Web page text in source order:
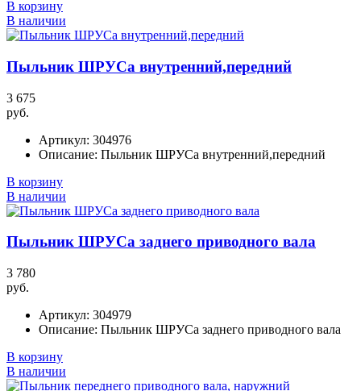
В корзину
В наличии
Пыльник ШРУСа внутренний,передний
3 675
руб.
Артикул: 304976
Описание: Пыльник ШРУСа внутренний,передний
В корзину
В наличии
Пыльник ШРУСа заднего приводного вала
3 780
руб.
Артикул: 304979
Описание: Пыльник ШРУСа заднего приводного вала
В корзину
В наличии